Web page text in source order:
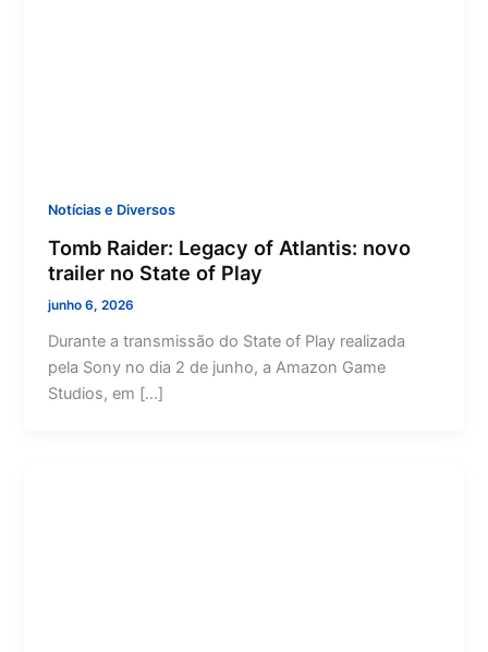
Notícias e Diversos
Tomb Raider: Legacy of Atlantis: novo
trailer no State of Play
junho 6, 2026
Durante a transmissão do State of Play realizada
pela Sony no dia 2 de junho, a Amazon Game
Studios, em […]